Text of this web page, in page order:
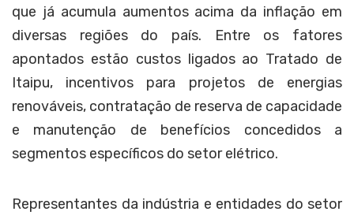
que já acumula aumentos acima da inflação em
diversas regiões do país. Entre os fatores
apontados estão custos ligados ao Tratado de
Itaipu, incentivos para projetos de energias
renováveis, contratação de reserva de capacidade
e manutenção de benefícios concedidos a
segmentos específicos do setor elétrico.
Representantes da indústria e entidades do setor